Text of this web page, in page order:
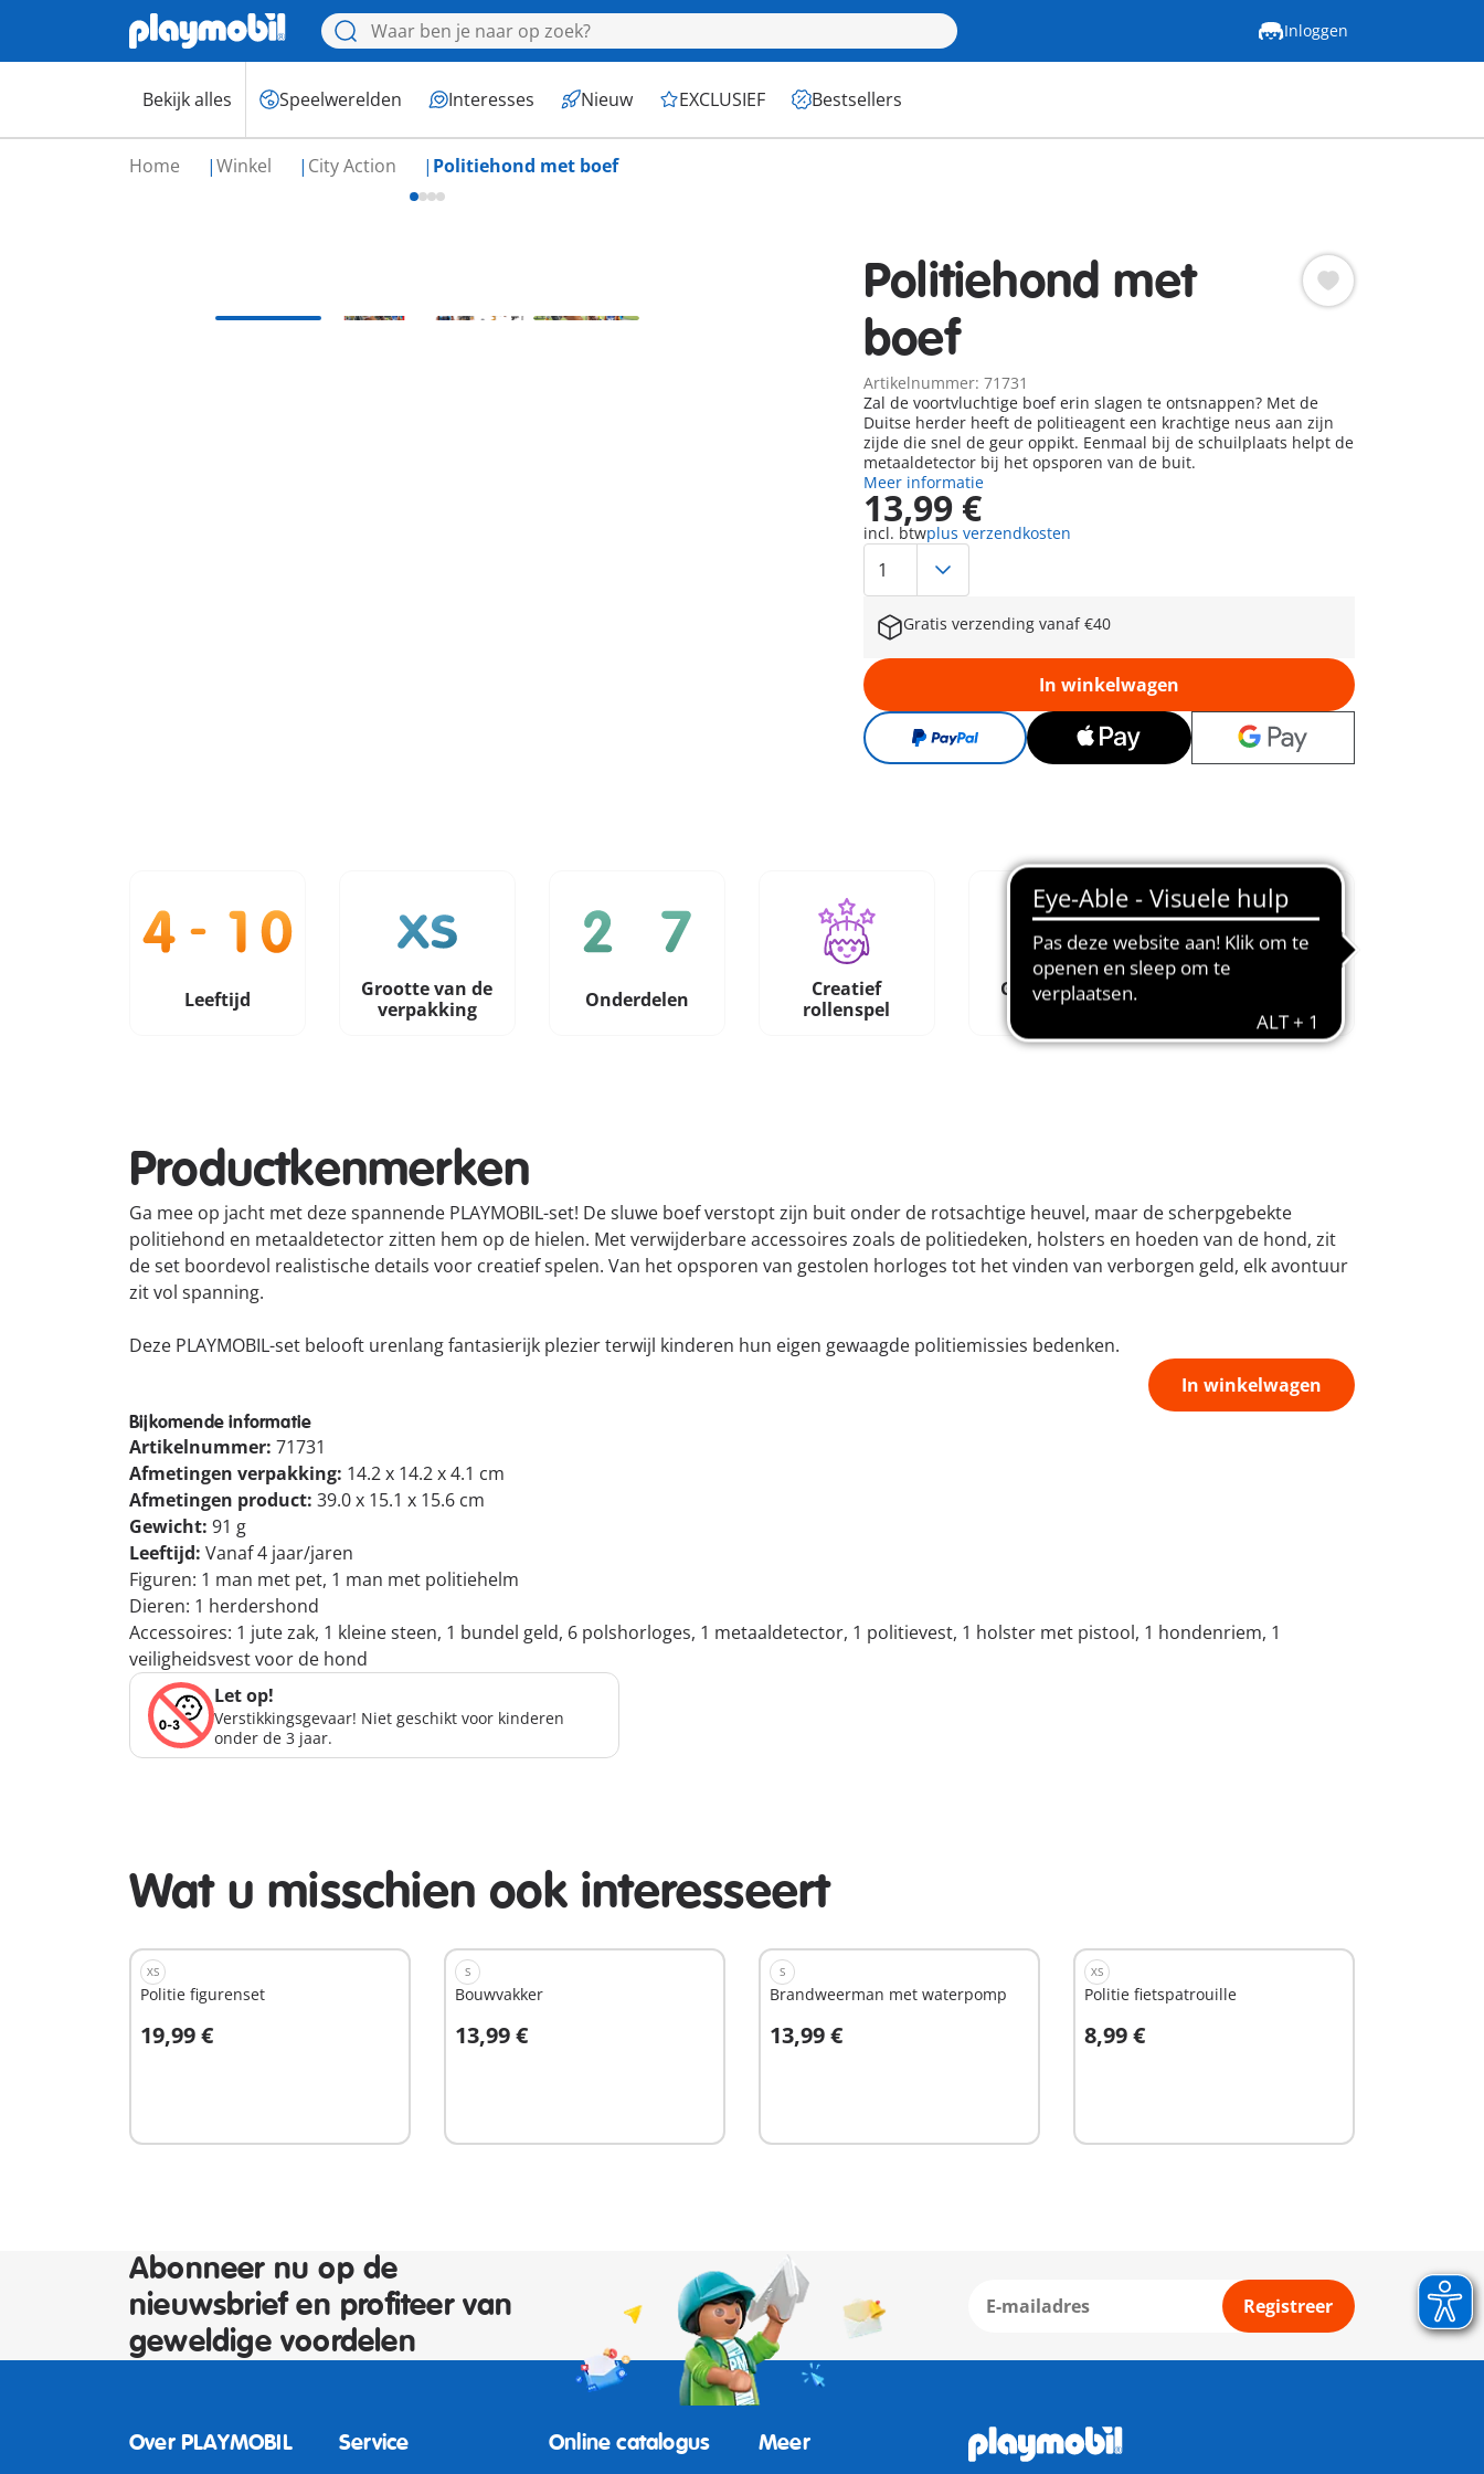
Inloggen
Bekijk alles Speelwerelden Interesses Nieuw EXCLUSIEF Bestsellers
Home Winkel City Action Politiehond met boef
Politiehond met
boef
Artikelnummer: 71731
Zal de voortvluchtige boef erin slagen te ontsnappen? Met de
Duitse herder heeft de politieagent een krachtige neus aan zijn
zijde die snel de geur oppikt. Eenmaal bij de schuilplaats helpt de
metaaldetector bij het opsporen van de buit.
Meer informatie
13,99 €
incl. btwplus verzendkosten
Gratis verzending vanaf €40
In winkelwagen
Leeftijd
Grootte van de
verpakking
Onderdelen
Creatief
rollenspel
Geliefd sinds
1974
fantasie
Productkenmerken
Ga mee op jacht met deze spannende PLAYMOBIL-set! De sluwe boef verstopt zijn buit onder de rotsachtige heuvel, maar de scherpgebekte
politiehond en metaaldetector zitten hem op de hielen. Met verwijderbare accessoires zoals de politiedeken, holsters en hoeden van de hond, zit
de set boordevol realistische details voor creatief spelen. Van het opsporen van gestolen horloges tot het vinden van verborgen geld, elk avontuur
zit vol spanning.
Deze PLAYMOBIL-set belooft urenlang fantasierijk plezier terwijl kinderen hun eigen gewaagde politiemissies bedenken.
In winkelwagen
Bijkomende informatie
Artikelnummer: 71731
Afmetingen verpakking: 14.2 x 14.2 x 4.1 cm
Afmetingen product: 39.0 x 15.1 x 15.6 cm
Gewicht: 91 g
Leeftijd: Vanaf 4 jaar/jaren
Figuren: 1 man met pet, 1 man met politiehelm
Dieren: 1 herdershond
Accessoires: 1 jute zak, 1 kleine steen, 1 bundel geld, 6 polshorloges, 1 metaaldetector, 1 politievest, 1 holster met pistool, 1 hondenriem, 1
veiligheidsvest voor de hond
Let op!
Verstikkingsgevaar! Niet geschikt voor kinderen
onder de 3 jaar.
Wat u misschien ook interesseert
XS
Politie figurenset
19,99 €
In winkelwagen
S
Bouwvakker
13,99 €
In winkelwagen
S
Brandweerman met waterpomp
13,99 €
In winkelwagen
XS
Politie fietspatrouille
8,99 €
In winkelwagen
Abonneer nu op de
nieuwsbrief en profiteer van
geweldige voordelen
Registreer
Over PLAYMOBIL Service Online catalogus Meer